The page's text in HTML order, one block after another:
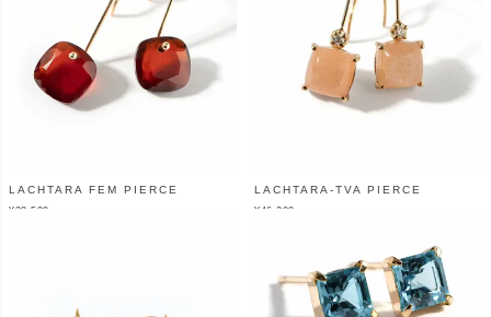
LACHTARA FEM PIERCE
¥38,500
LACHTARA-TVA PIERCE
¥ 46,200